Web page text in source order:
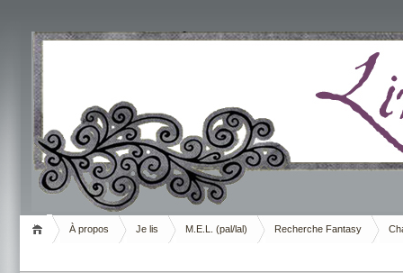
Livrement
À propos Je lis M.E.L. (pal/lal) Recherche Fantasy